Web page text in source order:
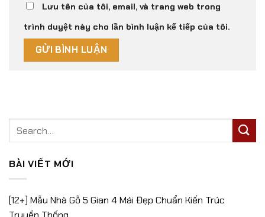
Lưu tên của tôi, email, và trang web trong
trình duyệt này cho lần bình luận kế tiếp của tôi.
BÀI VIẾT MỚI
[12+] Mẫu Nhà Gỗ 5 Gian 4 Mái Đẹp Chuẩn Kiến Trúc